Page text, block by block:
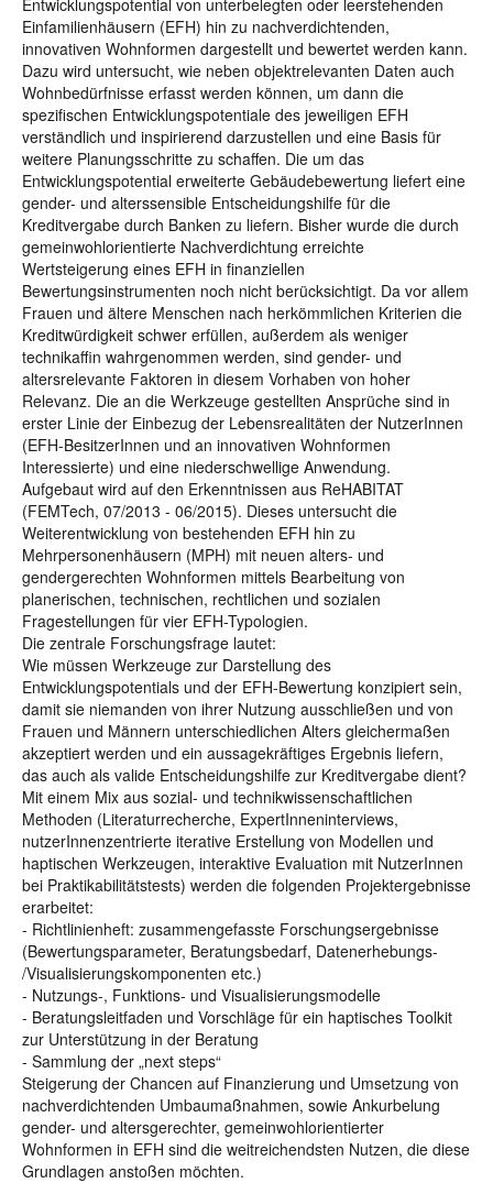
Entwicklungspotential von unterbelegten oder leerstehenden
Einfamilienhäusern (EFH) hin zu nachverdichtenden,
innovativen Wohnformen dargestellt und bewertet werden kann.
Dazu wird untersucht, wie neben objektrelevanten Daten auch
Wohnbedürfnisse erfasst werden können, um dann die
spezifischen Entwicklungspotentiale des jeweiligen EFH
verständlich und inspirierend darzustellen und eine Basis für
weitere Planungsschritte zu schaffen. Die um das
Entwicklungspotential erweiterte Gebäudebewertung liefert eine
gender- und alterssensible Entscheidungshilfe für die
Kreditvergabe durch Banken zu liefern. Bisher wurde die durch
gemeinwohlorientierte Nachverdichtung erreichte
Wertsteigerung eines EFH in finanziellen
Bewertungsinstrumenten noch nicht berücksichtigt. Da vor allem
Frauen und ältere Menschen nach herkömmlichen Kriterien die
Kreditwürdigkeit schwer erfüllen, außerdem als weniger
technikaffin wahrgenommen werden, sind gender- und
altersrelevante Faktoren in diesem Vorhaben von hoher
Relevanz. Die an die Werkzeuge gestellten Ansprüche sind in
erster Linie der Einbezug der Lebensrealitäten der NutzerInnen
(EFH-BesitzerInnen und an innovativen Wohnformen
Interessierte) und eine niederschwellige Anwendung.
Aufgebaut wird auf den Erkenntnissen aus ReHABITAT
(FEMTech, 07/2013 - 06/2015). Dieses untersucht die
Weiterentwicklung von bestehenden EFH hin zu
Mehrpersonenhäusern (MPH) mit neuen alters- und
gendergerechten Wohnformen mittels Bearbeitung von
planerischen, technischen, rechtlichen und sozialen
Fragestellungen für vier EFH-Typologien.
Die zentrale Forschungsfrage lautet:
Wie müssen Werkzeuge zur Darstellung des
Entwicklungspotentials und der EFH-Bewertung konzipiert sein,
damit sie niemanden von ihrer Nutzung ausschließen und von
Frauen und Männern unterschiedlichen Alters gleichermaßen
akzeptiert werden und ein aussagekräftiges Ergebnis liefern,
das auch als valide Entscheidungshilfe zur Kreditvergabe dient?
Mit einem Mix aus sozial- und technikwissenschaftlichen
Methoden (Literaturrecherche, ExpertInneninterviews,
nutzerInnenzentrierte iterative Erstellung von Modellen und
haptischen Werkzeugen, interaktive Evaluation mit NutzerInnen
bei Praktikabilitätstests) werden die folgenden Projektergebnisse
erarbeitet:
- Richtlinienheft: zusammengefasste Forschungsergebnisse
(Bewertungsparameter, Beratungsbedarf, Datenerhebungs-
/Visualisierungskomponenten etc.)
- Nutzungs-, Funktions- und Visualisierungsmodelle
- Beratungsleitfaden und Vorschläge für ein haptisches Toolkit
zur Unterstützung in der Beratung
- Sammlung der „next steps“
Steigerung der Chancen auf Finanzierung und Umsetzung von
nachverdichtenden Umbaumaßnahmen, sowie Ankurbelung
gender- und altersgerechter, gemeinwohlorientierter
Wohnformen in EFH sind die weitreichendsten Nutzen, die diese
Grundlagen anstoßen möchten.